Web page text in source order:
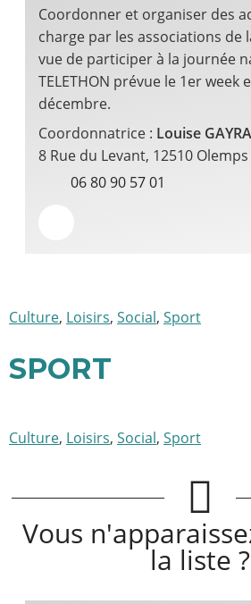
Coordonner et organiser des
charge par les associations de
vue de participer à la journée
TELETHON prévue le 1er week
décembre.
Coordonnatrice : Louise
8 Rue du Levant, 12510 Olemps
06 80 90 57 01
Culture, Loisirs, Social, Sport
SPORT
Culture, Loisirs, Social, Sport
Vous
la liste ?